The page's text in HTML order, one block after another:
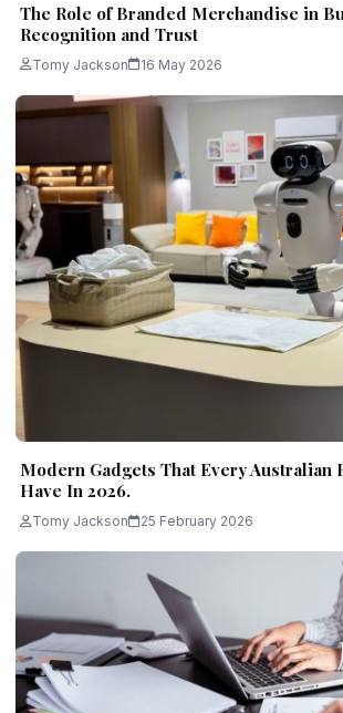
The Role of Branded Merchandise in
Recognition and Trust
Tomy Jackson 16 May 2026
Modern Gadgets That Every Australian
Have In 2026.
Tomy Jackson 25 February 2026